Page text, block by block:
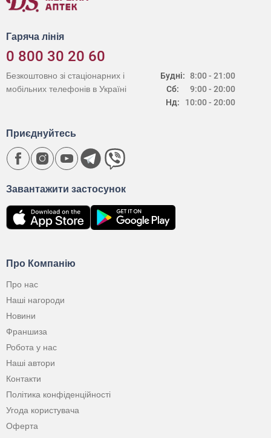
Гаряча лінія
0 800 30 20 60
Будні:
Сб:
Нд:
8:00 - 21:00
9:00 - 20:00
10:00 - 20:00
Безкоштовно зі стаціонарних і
мобільних телефонів в Україні
Про Компанію
Про нас
Наші нагороди
Новини
Франшиза
Робота у нас
Наші автори
Контакти
Політика конфіденційності
Угода користувача
Оферта
Завантажити застосунок
Приєднуйтесь